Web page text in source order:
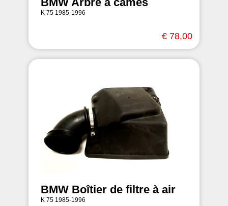
K 75 1985-1996
€ 78,00
BMW Boîtier de filtre à air
K 75 1985-1996